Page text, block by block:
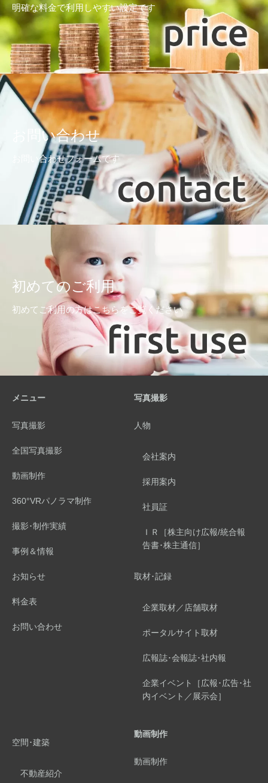
明確な料金で利用しやすい設定です
お問い合わせ
お問い合わせフォームです
初めてのご利用
初めてご利用の方はこちらをご覧ください
メニュー
写真撮影
全国写真撮影
動画制作
360°VRパノラマ制作
撮影･制作実績
事例＆情報
お知らせ
料金表
お問い合わせ
写真撮影
人物
会社案内
採用案内
社員証
ＩＲ［株主向け広報/統合報
告書･株主通信］
取材･記録
企業取材／店舗取材
ポータルサイト取材
広報誌･会報誌･社内報
企業イベント［広報･広告･社
内イベント／展示会］
空間･建築
不動産紹介
動画制作
動画制作